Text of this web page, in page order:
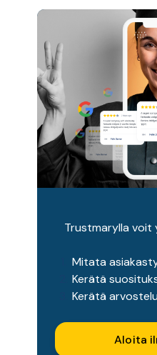
Trustmarylla voit
Mitata
Kerätä
Kerätä
Aloita